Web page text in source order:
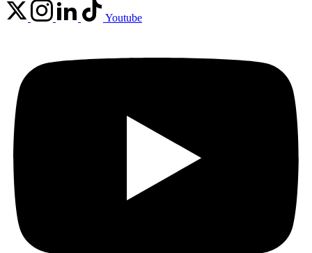
Youtube